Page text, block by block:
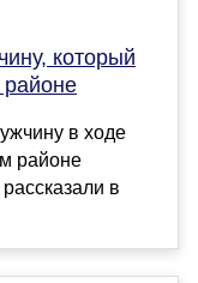
который
районе
в ходе
районе
в